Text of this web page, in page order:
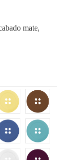
mate,